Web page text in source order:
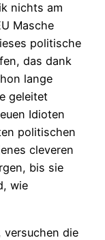
nichts am
Masche
politische
das dank
lange
geleitet
Idioten
politischen
cleveren
bis sie
wie
die